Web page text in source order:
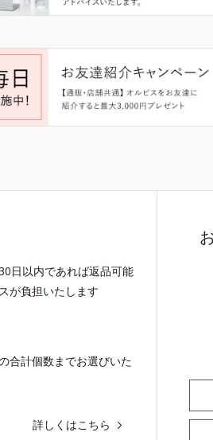
日以内であれば返品可能
が負担いたします
合計個数までお選びいた
詳しくはこちら